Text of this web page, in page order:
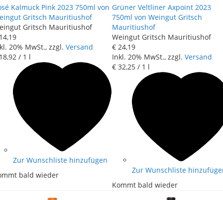
Kalmuck Pink 2023 750ml von
Gritsch Mauritiushof
Gritsch Mauritiushof
,19
20% MwSt., zzgl. Versand
,92 / 1 l
Zur Wunschliste hinzufügen
bald wieder
Grüner Veltliner Axpoint 2023
750ml von Weingut Gritsch
Mauritiushof
Weingut Gritsch Mauritiushof
€ 24,19
Inkl. 20% MwSt., zzgl. Versand
€ 32,25 / 1 l
Zur Wunschliste
Kommt bald wieder